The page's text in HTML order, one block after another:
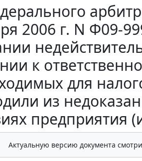
2006 г. N Ф09-
к
для
из
предприятия
Актуальную версию документа